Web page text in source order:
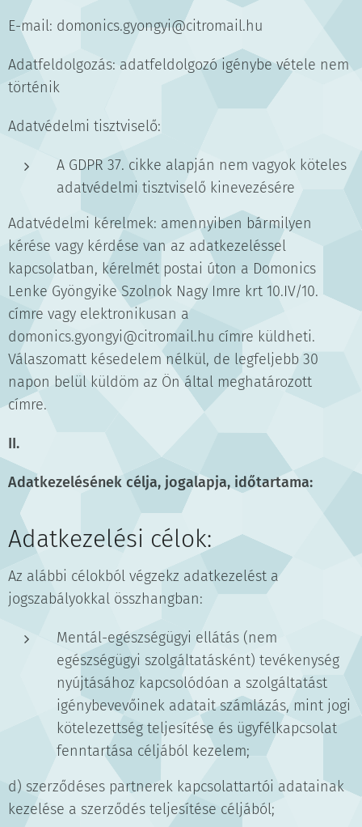
E-mail: domonics.gyongyi@citromail.hu
Adatfeldolgozás: adatfeldolgozó igénybe vétele nem
történik
Adatvédelmi tisztviselő:
A GDPR 37. cikke alapján nem vagyok köteles
adatvédelmi tisztviselő kinevezésére
Adatvédelmi kérelmek: amennyiben bármilyen
kérése vagy kérdése van az adatkezeléssel
kapcsolatban, kérelmét postai úton a Domonics
Lenke Gyöngyike Szolnok Nagy Imre krt 10.IV/10.
címre vagy elektronikusan a
domonics.gyongyi@citromail.hu címre küldheti.
Válaszomatt késedelem nélkül, de legfeljebb 30
napon belül küldöm az Ön által meghatározott
címre.
II.
Adatkezelésének célja, jogalapja, időtartama:
Adatkezelési célok:
Az alábbi célokból végzekz adatkezelést a
jogszabályokkal összhangban:
Mentál-egészségügyi ellátás (nem
egészségügyi szolgáltatásként) tevékenység
nyújtásához kapcsolódóan a szolgáltatást
igénybevevőinek adatait számlázás, mint jogi
kötelezettség teljesítése és ügyfélkapcsolat
fenntartása céljából kezelem;
d) szerződéses partnerek kapcsolattartói adatainak
kezelése a szerződés teljesítése céljából;